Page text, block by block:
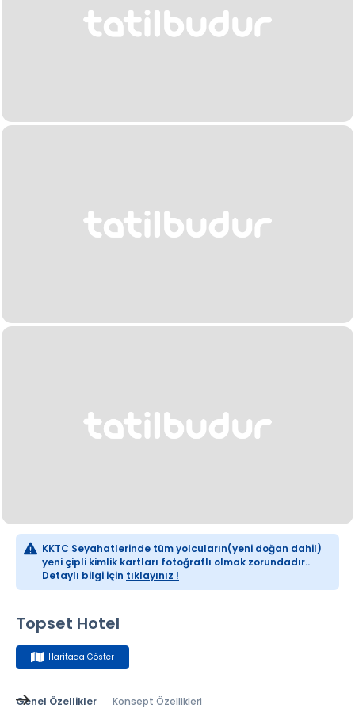
KKTC Seyahatlerinde tüm yolcuların(yeni doğan dahil)
yeni çipli kimlik kartları fotoğraflı olmak zorundadır..
Detaylı bilgi için tıklayınız !
Topset Hotel
Haritada Göster
Genel Özellikler Konsept Özellikleri